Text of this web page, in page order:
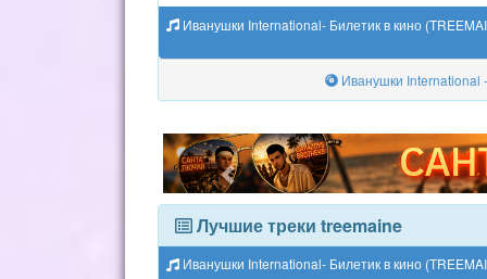
Иванушки International- Билетик в кино
Иванушки International
Лучшие треки treemaine
Иванушки International- Билетик в кино